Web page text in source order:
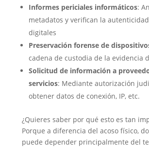
Informes periciales informáticos:
metadatos y verifican la
digitales
Preservación forense de
cadena de custodia de la evidencia
Solicitud de información a
servicios: Mediante autorización
obtener datos de conexión, IP, etc.
¿Quieres saber por qué esto es tan
Porque a diferencia del acoso físico,
puede depender principalmente del